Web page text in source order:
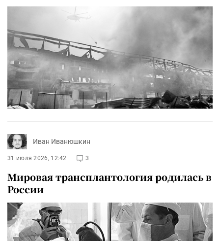
Иван Иванюшкин
31 июля 2026, 12:42 3
Мировая трансплантология родилась в
России